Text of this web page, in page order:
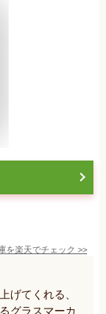
を楽天でチェック >>
げてくれる、
グラスマーカ